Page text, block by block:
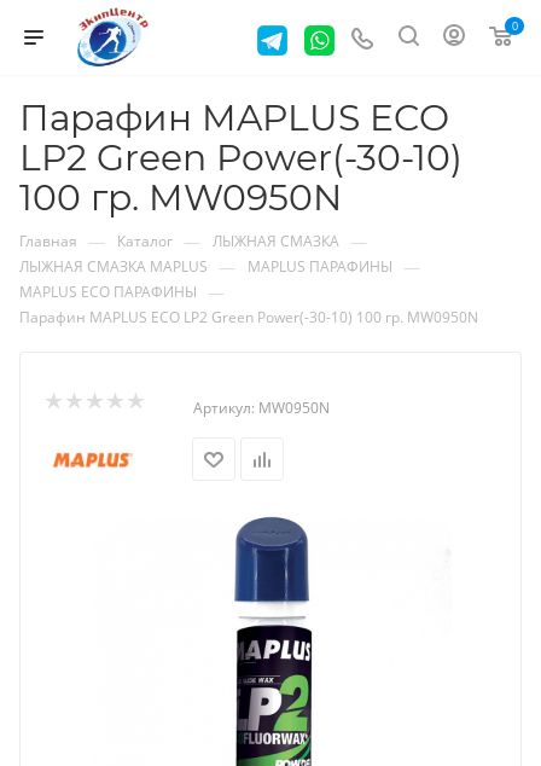
0
Парафин MAPLUS ECO
LP2 Green Power(-30-10)
100 гр. MW0950N
Главная — Каталог — ЛЫЖНАЯ СМАЗКА —
ЛЫЖНАЯ СМАЗКА MAPLUS — MAPLUS ПАРАФИНЫ —
MAPLUS ECO ПАРАФИНЫ —
Парафин MAPLUS ECO LP2 Green Power(-30-10) 100 гр. MW0950N
Артикул: MW0950N